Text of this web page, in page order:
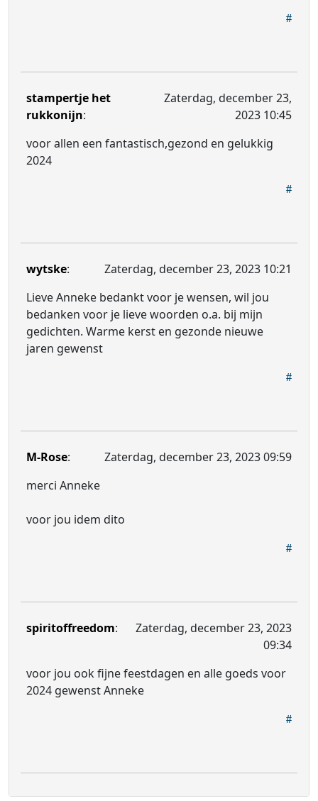
stampertje het
rukkonijn:
Zaterdag, december 23,
2023 10:45
voor allen een fantastisch,gezond en gelukkig
2024
wytske:
Zaterdag, december 23, 2023 10:21
Lieve Anneke bedankt voor je wensen, wil jou
bedanken voor je lieve woorden o.a. bij mijn
gedichten. Warme kerst en gezonde nieuwe
jaren gewenst
M-Rose:
Zaterdag, december 23, 2023 09:59
merci Anneke
voor jou idem dito
spiritoffreedom:
Zaterdag, december 23, 2023
09:34
voor jou ook fijne feestdagen en alle goeds voor
2024 gewenst Anneke